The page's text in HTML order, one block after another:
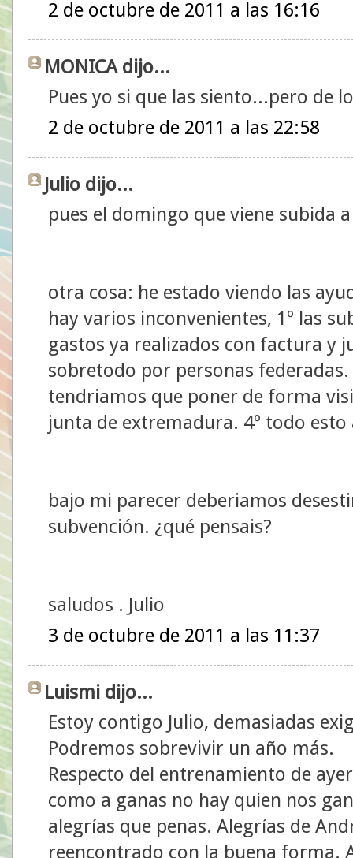
2 de octubre de 2011 a las 16:16
MONICA dijo...
Pues yo si que las siento...pero de
2 de octubre de 2011 a las 22:58
Julio dijo...
pues el domingo que viene subida
otra cosa: he estado viendo las
hay varios inconvenientes, 1º las
gastos ya realizados con factura y
sobretodo por personas federadas.
tendriamos que poner de forma
junta de extremadura. 4º todo
bajo mi parecer deberiamos
subvención. ¿qué pensais?
saludos . Julio
3 de octubre de 2011 a las 11:37
Luismi dijo...
Estoy contigo Julio, demasiadas
Podremos sobrevivir un año más.
Respecto del entrenamiento de
como a ganas no hay quien nos
alegrías que penas. Alegrías de
reencontrado con la buena forma.